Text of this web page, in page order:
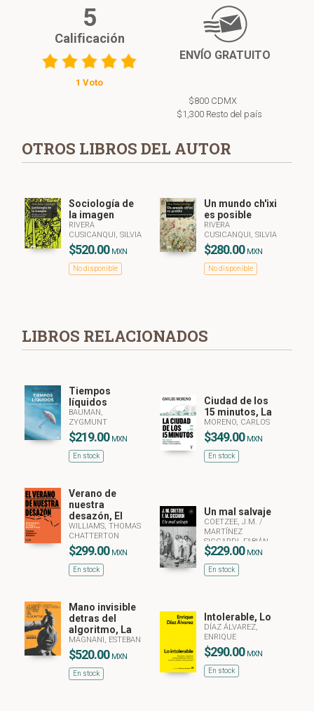
5
Calificación
1 Voto
ENVÍO GRATUITO
$800 CDMX
$1,300 Resto del país
OTROS LIBROS DEL AUTOR
Sociología de
la imagen
RIVERA
CUSICANQUI, SILVIA
$520.00 MXN
No disponible
Un mundo ch'ixi
es posible
RIVERA
CUSICANQUI, SILVIA
$280.00 MXN
No disponible
LIBROS RELACIONADOS
Tiempos
líquidos
BAUMAN,
ZYGMUNT
$219.00 MXN
En stock
Ciudad de los
15 minutos, La
MORENO, CARLOS
$349.00 MXN
En stock
Verano de
nuestra
desazón, El
WILLIAMS, THOMAS
CHATTERTON
$299.00 MXN
En stock
Un mal salvaje
COETZEE, J.M. /
MARTÍNEZ
SICCARDI, FABIÁN
$229.00 MXN
En stock
Mano invisible
detras del
algoritmo, La
MAGNANI, ESTEBAN
$520.00 MXN
En stock
Intolerable, Lo
DÍAZ ÁLVAREZ,
ENRIQUE
$290.00 MXN
En stock